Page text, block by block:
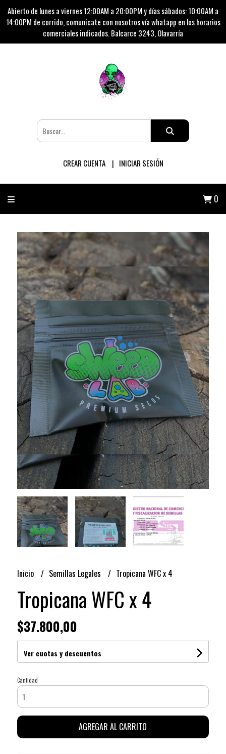
Abierto de lunes a viernes 12:00AM a 20:00PM y días sábados: 10:00AM a
14:00PM de corrido, comunicate con nosotros vía whatapp en los horarios
comerciales indicados. Balcarce 3243, Olavarría
CREAR CUENTA INICIAR SESIÓN
0
Inicio Semillas Legales Tropicana WFC x 4
Tropicana WFC x 4
$37.800,00
Ver cuotas y descuentos
Cantidad
AGREGAR AL CARRITO